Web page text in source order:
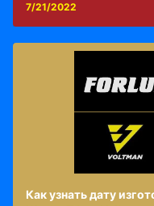
7/21/2022
Как узнать дату